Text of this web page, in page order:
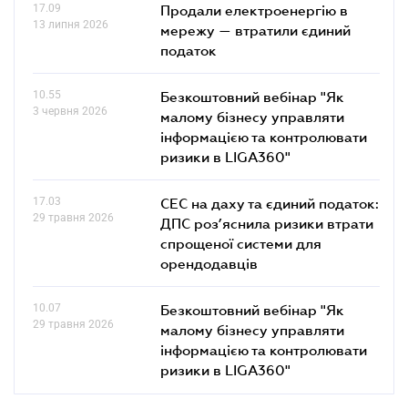
17.09
13 липня 2026
Продали електроенергію в
мережу — втратили єдиний
податок
10.55
3 червня 2026
Безкоштовний вебінар "Як
малому бізнесу управляти
інформацією та контролювати
ризики в LIGA360"
17.03
29 травня 2026
СЕС на даху та єдиний податок:
ДПС роз’яснила ризики втрати
спрощеної системи для
орендодавців
10.07
29 травня 2026
Безкоштовний вебінар "Як
малому бізнесу управляти
інформацією та контролювати
ризики в LIGA360"